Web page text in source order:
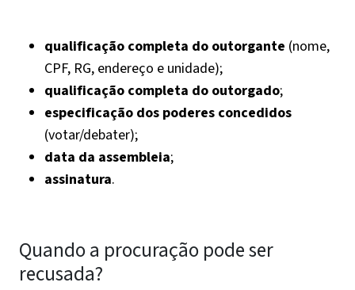
qualificação completa do outorgante (nome,
CPF, RG, endereço e unidade);
qualificação completa do outorgado;
especificação dos poderes concedidos
(votar/debater);
data da assembleia;
assinatura.
Quando a procuração pode ser
recusada?